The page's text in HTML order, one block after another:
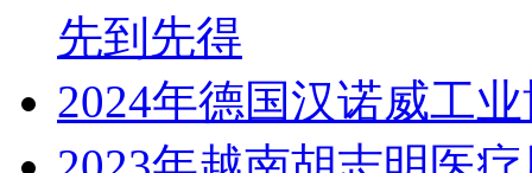
先到先得
2024年德国汉诺威工